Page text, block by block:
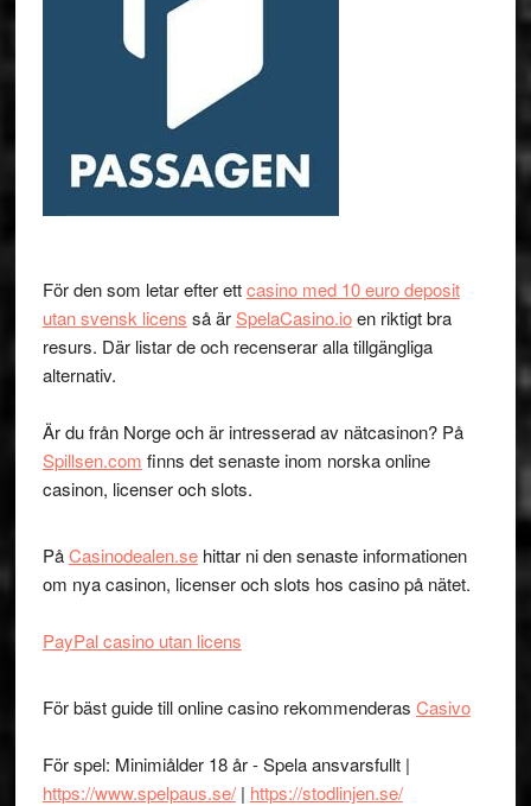
För den som letar efter ettcasino med 10 euro deposit
utan svensk licens så ärSpelaCasino.ioen riktigt bra
resurs. Där listar de och recenserar alla tillgängliga
alternativ.
Är du från Norge och är intresserad av nätcasinon? På
Spillsen.com finns det senaste inom norska online
casinon, licenser och slots.
PåCasinodealen.sehittar ni den senaste informationen
om nya casinon, licenser och slots hos casino på nätet.
PayPal casino utan licens
För bäst guide till online casino rekommenderas Casivo
För spel: Minimiålder 18 år - Spela ansvarsfullt |
https://www.spelpaus.se/| https://stodlinjen.se/